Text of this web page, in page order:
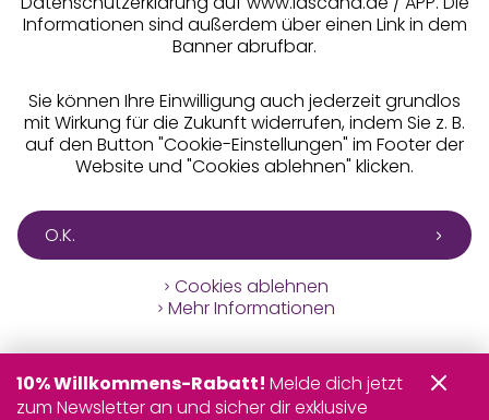
Informationen sind außerdem über einen Link in dem
Banner abrufbar.
Sie können Ihre Einwilligung auch jederzeit grundlos
mit Wirkung für die Zukunft widerrufen, indem Sie z. B.
auf den Button "Cookie-Einstellungen" im Footer der
Website und "Cookies ablehnen" klicken.
O.K.
Cookies ablehnen
Mehr Informationen
10% Willkommens-Rabatt! Melde dich jetzt
zum Newsletter an und sicher dir exklusive